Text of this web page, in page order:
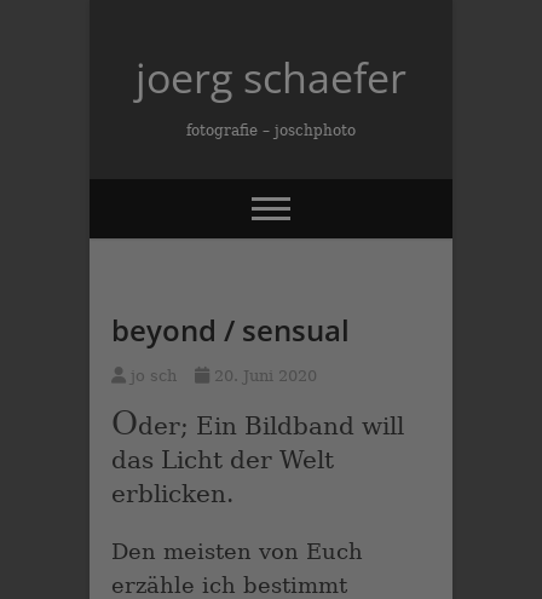
contentjoerg schaefer
fotografie – joschphoto
beyond / sensual
jo sch 20. Juni 2020
Oder; Ein Bildband will
das Licht der Welt
erblicken.
Den meisten von Euch
erzähle ich bestimmt